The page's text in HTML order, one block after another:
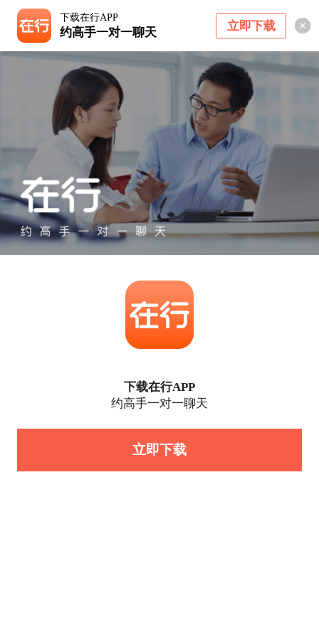
下载在行APP
约高手一对一聊天 立即下载
下载在行APP
约高手一对一聊天
立即下载